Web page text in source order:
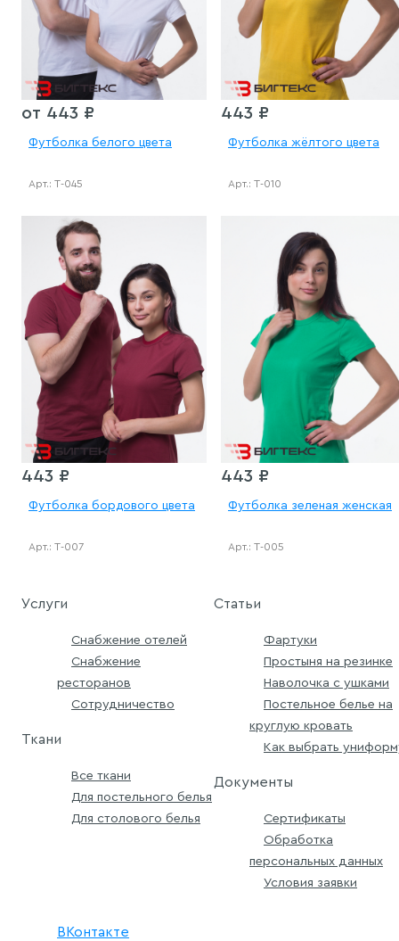
от 443 ₽
Футболка белого цвета
Арт.: Т-045
443 ₽
Футболка жёлтого цвета
Арт.: Т-010
443 ₽
Футболка бордового цвета
Арт.: Т-007
443 ₽
Футболка зеленая женская
Арт.: Т-005
Услуги
Снабжение отелей
Снабжение
ресторанов
Сотрудничество
Ткани
Все ткани
Для постельного белья
Для столового белья
Статьи
Фартуки
Простыня на резинке
Наволочка с ушками
Постельное белье на
круглую кровать
Как выбрать
Документы
Сертификаты
Обработка
персональных данных
Условия заявки
ВКонтакте